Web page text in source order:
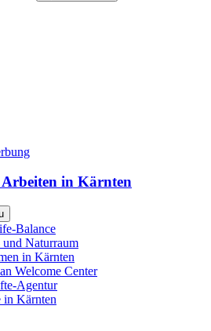
in Kärnten
Balance
und Naturraum
in Kärnten
Welcome Center
Agentur
in Kärnten